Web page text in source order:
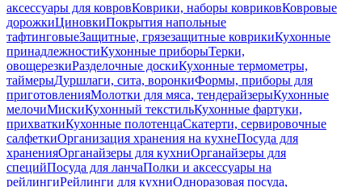
аксессуары для ковровКоврики, наборы ковриковКовровые
дорожкиЦиновкиПокрытия напольные
тафтинговыеЗащитные, грязезащитные коврикиКухонные
принадлежностиКухонные приборыТерки,
овощерезкиРазделочные доскиКухонные термометры,
таймерыДуршлаги, сита, воронкиФормы, приборы для
приготовленияМолотки для мяса, тендерайзерыКухонные
мелочиМискиКухонный текстильКухонные фартуки,
прихваткиКухонные полотенцаСкатерти, сервировочные
салфеткиОрганизация хранения на кухнеПосуда для
храненияОрганайзеры для кухниОрганайзеры для
специйПосуда для ланчаПолки и аксессуары на
рейлингиРейлинги для кухниОдноразовая посуда,